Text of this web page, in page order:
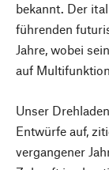
bekannt. Der
führenden
Jahre, wobei
auf
Unser
Entwürfe auf,
vergangener